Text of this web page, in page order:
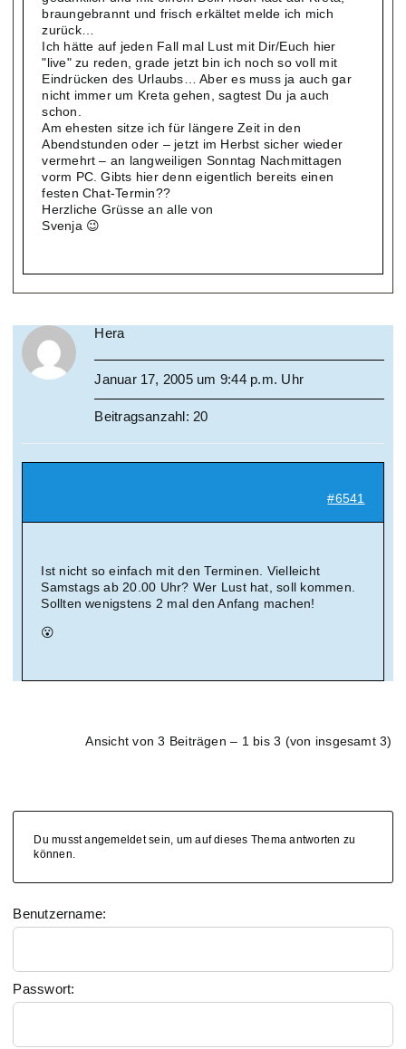
braungebrannt und frisch erkältet melde ich mich
zurück…
Ich hätte auf jeden Fall mal Lust mit Dir/Euch hier
"live" zu reden, grade jetzt bin ich noch so voll mit
Eindrücken des Urlaubs… Aber es muss ja auch gar
nicht immer um Kreta gehen, sagtest Du ja auch
schon.
Am ehesten sitze ich für längere Zeit in den
Abendstunden oder – jetzt im Herbst sicher wieder
vermehrt – an langweiligen Sonntag Nachmittagen
vorm PC. Gibts hier denn eigentlich bereits einen
festen Chat-Termin??
Herzliche Grüsse an alle von
Svenja 😉
Hera
Januar 17, 2005 um 9:44 p.m. Uhr
Beitragsanzahl: 20
#6541
Ist nicht so einfach mit den Terminen. Vielleicht
Samstags ab 20.00 Uhr? Wer Lust hat, soll kommen.
Sollten wenigstens 2 mal den Anfang machen!
😮
Ansicht von 3 Beiträgen – 1 bis 3 (von insgesamt 3)
Du musst angemeldet sein, um auf dieses Thema antworten zu
können.
Benutzername:
Passwort: